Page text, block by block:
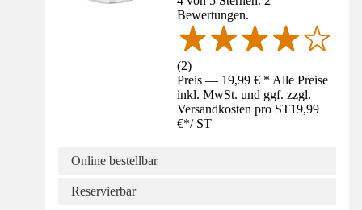
Bewertungen.
(2)
Preis — 19,99 € * Alle Preise
inkl. MwSt. und ggf. zzgl.
Versandkosten pro ST19,99
€*/ ST
Online bestellbar
Reservierbar